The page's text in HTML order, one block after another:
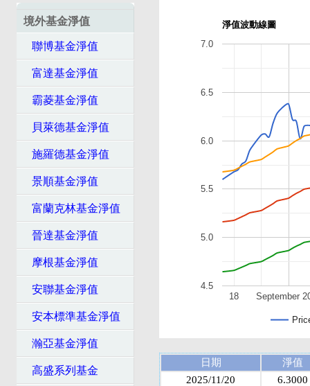
境外基金淨值
聯博基金淨值
富達基金淨值
霸菱基金淨值
貝萊德基金淨值
施羅德基金淨值
景順基金淨值
富蘭克林基金淨值
晉達基金淨值
摩根基金淨值
安聯基金淨值
安本標準基金淨值
瀚亞基金淨值
高盛系列基金
淨值波動線圖
September
18
4.5
5.0
5.5
6.0
6.5
7.0
日期
淨值
2025/11/20
6.3000